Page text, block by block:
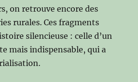
on retrouve encore des
rurales. Ces fragments
silencieuse : celle d’un
mais indispensable, qui a